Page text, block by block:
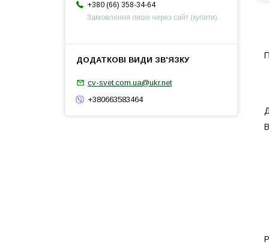
+380 (66) 358-34-64
Замовлення лише через сайт (купити)
cv-svet.com.ua@ukr.net
+380663583464